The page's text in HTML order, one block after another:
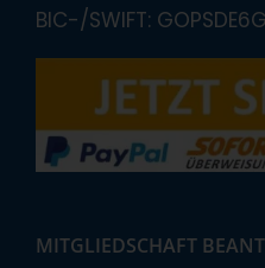
BIC-/SWIFT:
MITGLIEDSCHAFT